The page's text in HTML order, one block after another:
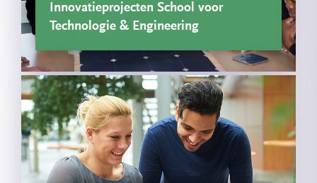
Innovatieprojecten School voor
Technologie & Engineering